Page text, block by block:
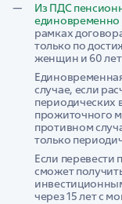
Из ПДС
единовременно
рамках
только по
женщин и 60
случае, если
периодических
прожиточного
противном
только
Если
сможет
через 15 лет с